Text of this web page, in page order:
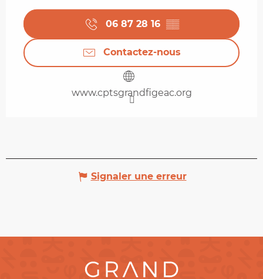
06 87 28 16 ▒▒
Contactez-nous
www.cptsgrandfigeac.org
Signaler une erreur